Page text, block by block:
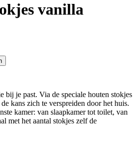
vanilla
bij je past. Via de speciale houten stokjes
kans zich te verspreiden door het huis.
kamer: van slaapkamer tot toilet, van
met het aantal stokjes zelf de